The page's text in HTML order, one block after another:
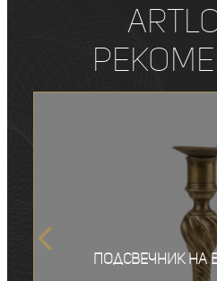
Подсвечник на